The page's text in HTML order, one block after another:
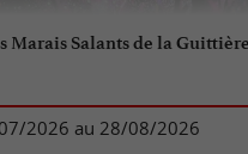
Marais Salants de la Guittière
2026 au 28/08/2026